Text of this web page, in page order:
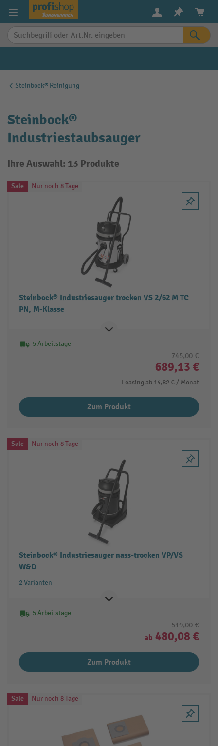
springen
Steinbock® Reinigung
Steinbock®
Industriestaubsauger
Ihre Auswahl: 13 Produkte
Sale Nur noch 8 Tage
Steinbock® Industriesauger trocken VS 2/62 M TC
PN, M-Klasse
5 Arbeitstage
745,00 €
689,13 €
Leasing ab 14,82 € / Monat
Zum Produkt
Sale Nur noch 8 Tage
Steinbock® Industriesauger nass-trocken VP/VS
W&D
2 Varianten
5 Arbeitstage
519,00 €
ab 480,08 €
Zum Produkt
Sale Nur noch 8 Tage